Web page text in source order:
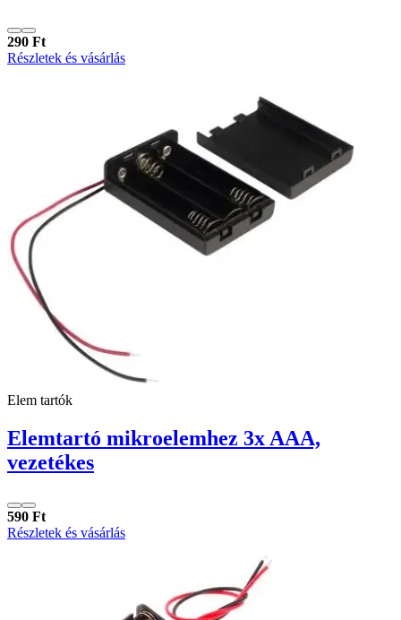
290 Ft
Részletek és vásárlás
Elem tartók
Elemtartó mikroelemhez 3x AAA,
vezetékes
590 Ft
Részletek és vásárlás